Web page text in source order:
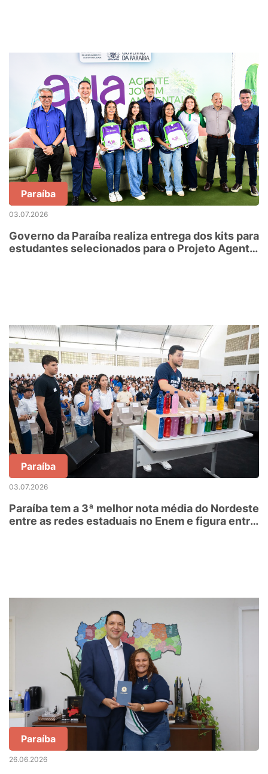
Paraíba
03.07.2026
Governo da Paraíba realiza entrega dos kits para
estudantes selecionados para o Projeto Agente
Paraíba
03.07.2026
Paraíba tem a 3ª melhor nota média do Nordeste
entre as redes estaduais no Enem e figura entre
Paraíba
26.06.2026